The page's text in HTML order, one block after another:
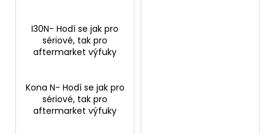
I30N- Hodí se jak pro
sériové, tak pro
aftermarket výfuky
Kona N- Hodí se jak pro
sériové, tak pro
aftermarket výfuky